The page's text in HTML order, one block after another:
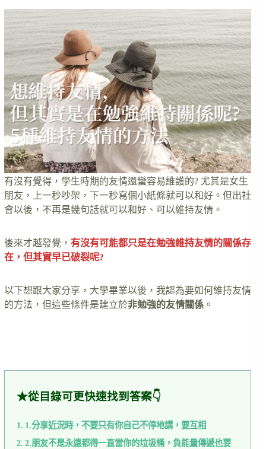
有沒有覺得，學生時期的友情還蠻容易維護的? 尤其是女生
朋友，上一秒吵架，下一秒寫個小紙條就可以和好。但出社
會以後，不再是幾句話就可以和好、可以維持友情。
後來才越發覺， 有沒有可能都只是在勉強維持友情的關係存
在，但其實早已破裂呢?
以下想跟大家分享，大學畢業以後，我認為要如何維持友情
的方法，但這些條件是建立於非勉強的友情關係 。
★從目錄可更快速找到答案👇
1.分享近況時，不要只有你自己不停地講，要互相
2.朋友不是永遠都得一直當你的垃圾桶，負能量傳遞也要